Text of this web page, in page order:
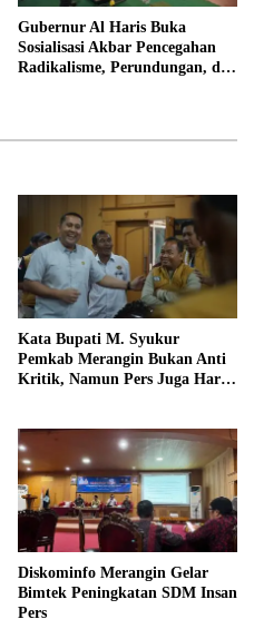
Gubernur Al Haris Buka
Sosialisasi Akbar Pencegahan
Radikalisme, Perundungan, dan
Kata Bupati M. Syukur
Pemkab Merangin Bukan Anti
Kritik, Namun Pers Juga Harus
Diskominfo Merangin Gelar
Bimtek Peningkatan SDM Insan
Pers